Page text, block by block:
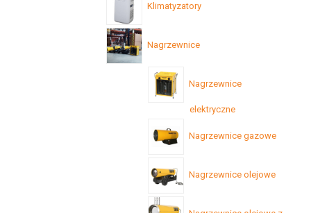
Klimatyzatory
Nagrzewnice
Nagrzewnice
elektryczne
Nagrzewnice gazowe
Nagrzewnice olejowe